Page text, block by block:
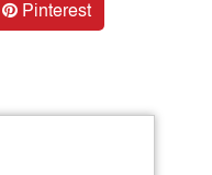
Pinterest